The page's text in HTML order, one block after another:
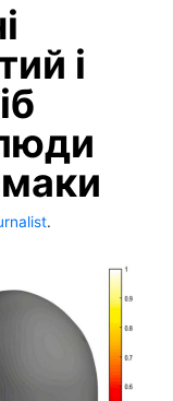
і
.